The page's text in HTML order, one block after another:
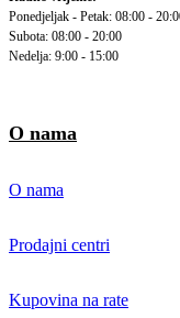
Ponedjeljak - Petak: 08:00 -
Subota: 08:00 - 20:00
Nedelja: 9:00 - 15:00
O nama
O nama
Prodajni centri
Kupovina na rate